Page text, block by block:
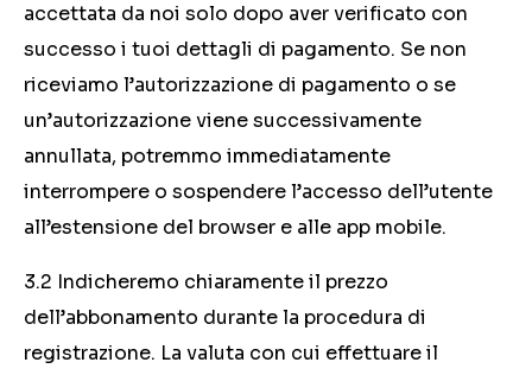
accettata da noi solo dopo aver verificato con
successo i tuoi dettagli di pagamento. Se non
riceviamo l’autorizzazione di pagamento o se
un’autorizzazione viene successivamente
annullata, potremmo immediatamente
interrompere o sospendere l’accesso dell’utente
all’estensione del browser e alle app mobile.
3.2 Indicheremo chiaramente il prezzo
dell’abbonamento durante la procedura di
registrazione. La valuta con cui effettuare il